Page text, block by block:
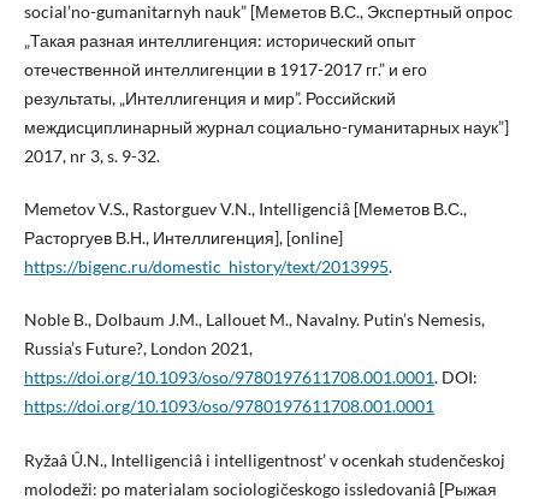
social’no-gumanitarnyh nauk” [Меметов В.С., Экспертный опрос
„Такая разная интеллигенция: исторический опыт
отечественной интеллигенции в 1917-2017 гг.” и его
результаты, „Интеллигенция и мир”. Российский
междисциплинарный журнал социально-гуманитарных наук”]
2017, nr 3, s. 9-32.
Memetov V.S., Rastorguev V.N., Intelligenciâ [Меметов В.С.,
Расторгуев В.Н., Интеллигенция], [online]
https://bigenc.ru/domestic_history/text/2013995.
Noble B., Dolbaum J.M., Lallouet M., Navalny. Putin’s Nemesis,
Russia’s Future?, London 2021,
https://doi.org/10.1093/oso/9780197611708.001.0001. DOI:
https://doi.org/10.1093/oso/9780197611708.001.0001
Ryžaâ Û.N., Intelligenciâ i intelligentnost’ v ocenkah studenčeskoj
molodeži: po materialam sociologičeskogo issledovaniâ [Рыжая